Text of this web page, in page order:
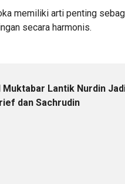
memiliki arti penting
secara harmonis.
Lantik Nurdin
dan Sachrudin